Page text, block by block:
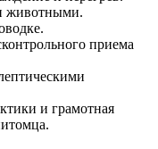
животными.
приема
и грамотная